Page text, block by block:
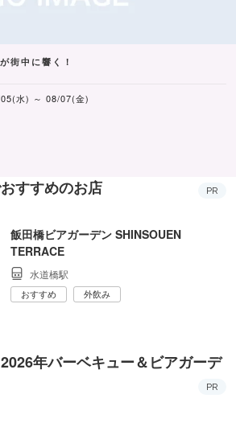
街中に響く！
水) ～ 08/07(金)
すすめのお店 PR
飯田橋ビアガーデン SHINSOUEN
TERRACE
水道橋駅
おすすめ 外飲み
年バーベキュー＆ビアガーデ
PR